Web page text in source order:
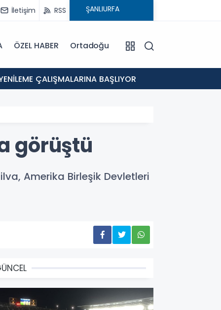
İletişim RSS
ÖZEL HABER Ortadoğu
ÇALIŞMALARINA BAŞLIYOR
görüştü
Amerika Birleşik Devletleri